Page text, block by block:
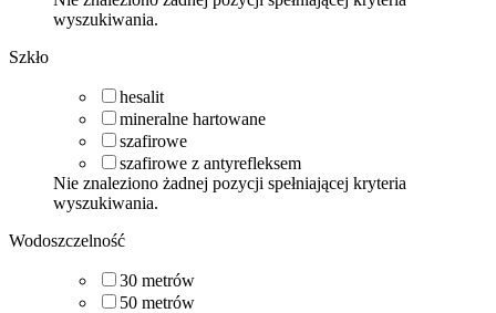
wyszukiwania.
Szkło
hesalit
mineralne hartowane
szafirowe
szafirowe z antyrefleksem
Nie znaleziono żadnej pozycji spełniającej kryteria
wyszukiwania.
Wodoszczelność
30 metrów
50 metrów